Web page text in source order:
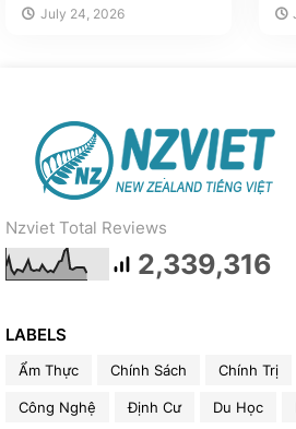
July 24, 2026
Nzviet Total Reviews
2,339,316
LABELS
Ẩm Thực Chính Sách Chính Trị
Công Nghệ Định Cư Du Học